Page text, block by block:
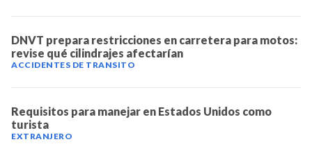
DNVT prepara restricciones en carretera para motos:
revise qué cilindrajes afectarían
ACCIDENTES DE TRANSITO
Requisitos para manejar en Estados Unidos como
turista
EXTRANJERO